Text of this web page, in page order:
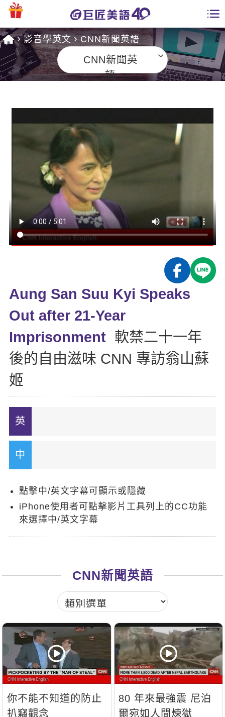
課程總覽
英文會話
商用英文
英文檢定
TOEIC 多益課程
IELTS 雅思課程
能力養成
自然發音
開口溜英文
旅遊英文
基礎字彙
情境閱讀
英文寫作
特色課程
英語俱樂部
ECAM
Let's Talk
日語
韓語
西班牙語
外語即時通
更多
一對一家教
企業訓練
點讀筆教材
英文部落格
多益秒學堂
影音學英文
師資團隊
學習分享
學員故事
活動花絮
校園贊助
學員專區
Recruiting
影音學英文 CNN新聞英語
CNN新聞英
語
Aung San Suu Kyi Speaks
Out after 21-Year
Imprisonment 軟禁二十一年
後的自由滋味 CNN 專訪翁山蘇
姬
點擊中/英文字幕可顯示或隱藏
iPhone使用者可點擊影片工具列上的CC功能
來選擇中/英文字幕
CNN新聞英語
你不能不知道的防止
扒竊觀念
80 年來最強震 尼泊
爾宛如人間煉獄